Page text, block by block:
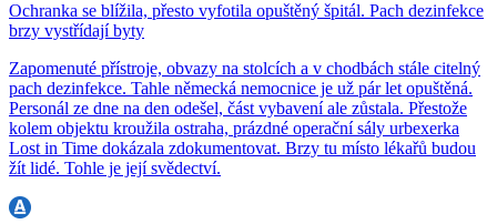
Ochranka se blížila, přesto vyfotila opuštěný špitál. Pach dezinfekce
brzy vystřídají byty
Zapomenuté přístroje, obvazy na stolcích a v chodbách stále citelný
pach dezinfekce. Tahle německá nemocnice je už pár let opuštěná.
Personál ze dne na den odešel, část vybavení ale zůstala. Přestože
kolem objektu kroužila ostraha, prázdné operační sály urbexerka
Lost in Time dokázala zdokumentovat. Brzy tu místo lékařů budou
žít lidé. Tohle je její svědectví.